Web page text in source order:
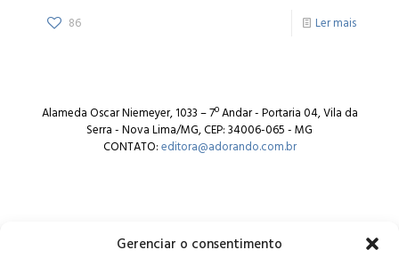
Gerenciar o consentimento
86 Ler mais
Alameda Oscar Niemeyer, 1033 – 7º Andar - Portaria 04, Vila da
Serra - Nova Lima/MG, CEP: 34006-065 - MG
CONTATO:editora@adorando.com.br